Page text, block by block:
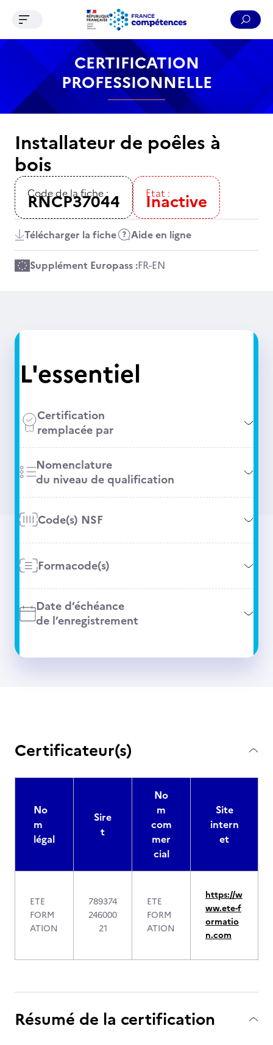
Contenu Recherche Menu Pied de page
Ouvrir le menu de navigation
CERTIFICATION
PROFESSIONNELLE
Installateur de poêles à
bois
Code de la fiche :
RNCP37044 Etat :
Inactive
Télécharger la fiche Aide en ligne
Supplément Europass :FR-EN
L'essentiel
Certification
remplacée par
Nomenclature
du niveau de qualification
Code(s) NSF
Formacode(s)
Date d’échéance
de l’enregistrement
Certificateur(s)
No
m
légal
Sire
t
No
m
com
mer
cial
Site
intern
et
ETE
FORM
ATION
789374
246000
21
ETE
FORM
ATION
https://w
ww.ete-f
ormatio
n.com
Résumé de la certification